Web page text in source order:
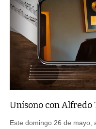
Unísono con Alfredo
Este domingo 26 de mayo,